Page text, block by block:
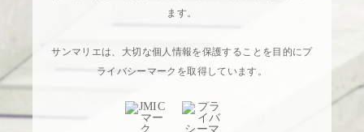
ます。
サンマリエは、大切な個人情報を保護することを目的にプ
ライバシーマークを取得しています。